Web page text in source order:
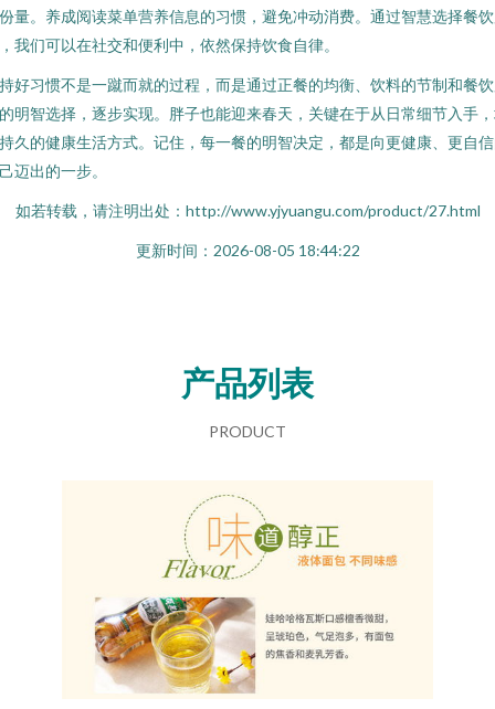
量。养成阅读菜单营养信息的习惯，避免冲动消费。通过智慧选择餐
我们可以在社交和便利中，依然保持饮食自律。
好习惯不是一蹴而就的过程，而是通过正餐的均衡、饮料的节制和餐
明智选择，逐步实现。胖子也能迎来春天，关键在于从日常细节入手
久的健康生活方式。记住，每一餐的明智决定，都是向更健康、更自
迈出的一步。
如若转载，请注明出处：http://www.yjyuangu.com/product/27.html
更新时间：2026-08-05 18:44:22
产品列表
PRODUCT